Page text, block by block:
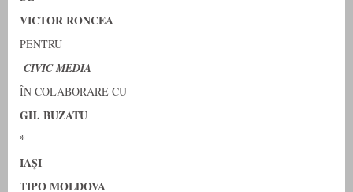
VICTOR RONCEA
PENTRU
CIVIC MEDIA
ÎN COLABORARE CU
GH. BUZATU
*
IAŞI
TIPO MOLDOVA